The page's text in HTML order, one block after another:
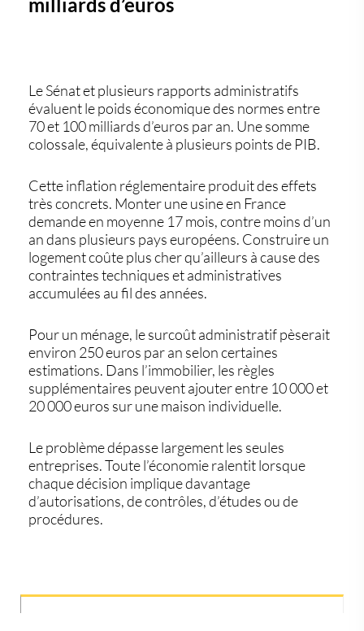
Le Sénat et plusieurs rapports administratifs
évaluent le poids économique des normes entre
70 et 100 milliards d’euros par an. Une somme
colossale, équivalente à plusieurs points de PIB.
Cette inflation réglementaire produit des effets
très concrets. Monter une usine en France
demande en moyenne 17 mois, contre moins d’un
an dans plusieurs pays européens. Construire un
logement coûte plus cher qu’ailleurs à cause des
contraintes techniques et administratives
accumulées au fil des années.
Pour un ménage, le surcoût administratif pèserait
environ 250 euros par an selon certaines
estimations. Dans l’immobilier, les règles
supplémentaires peuvent ajouter entre 10 000 et
20 000 euros sur une maison individuelle.
Le problème dépasse largement les seules
entreprises. Toute l’économie ralentit lorsque
chaque décision implique davantage
d’autorisations, de contrôles, d’études ou de
procédures.